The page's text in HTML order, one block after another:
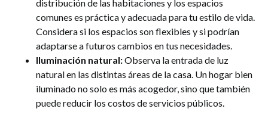
distribución de las habitaciones y los espacios
comunes es práctica y adecuada para tu estilo de vida.
Considera si los espacios son flexibles y si podrían
adaptarse a futuros cambios en tus necesidades.
Iluminación natural:Observa la entrada de luz
natural en las distintas áreas de la casa. Un hogar bien
iluminado no solo es más acogedor, sino que también
puede reducir los costos de servicios públicos.